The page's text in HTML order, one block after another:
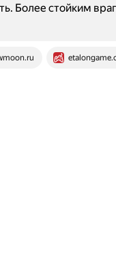
Более стойким